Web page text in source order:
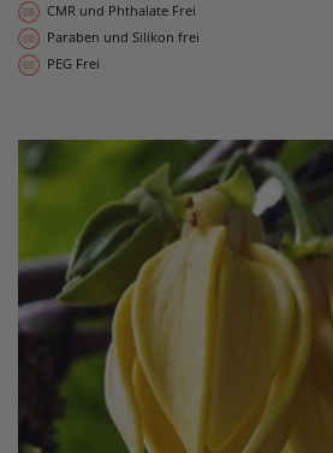
CMR und Phthalate Frei
Paraben und Silikon frei
PEG Frei